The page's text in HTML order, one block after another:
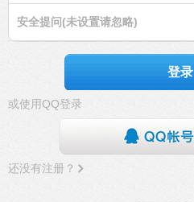
安全提问(未设置请忽略)
登录
或使用QQ登录
还没有注册？